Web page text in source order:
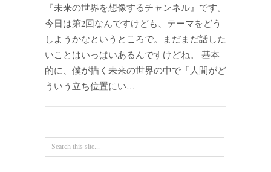
『未来の世界を想像するチャンネル』です。
今日は第2回なんですけども、テーマをどう
しようかなというところで。まだまだ話した
いことはいっぱいあるんですけどね。 基本
的に、僕が描く未来の世界の中で「人間がど
ういう立ち位置にい…